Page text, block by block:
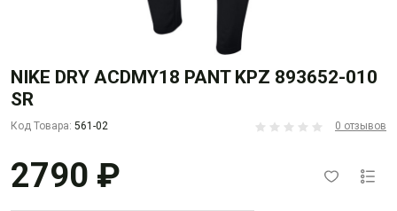
NIKE DRY ACDMY18 PANT KPZ 893652-010
SR
Код Товара: 561-02 0 отзывов
2790 ₽